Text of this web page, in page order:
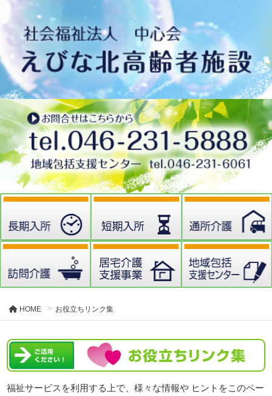
HOME お役立ちリンク集
福祉サービスを利用する上で、様々な情報や ヒントをこのペー